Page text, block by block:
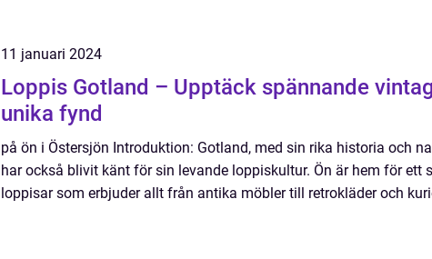
11 januari 2024
Loppis Gotland – Upptäck spännande
unika fynd
på ön i Östersjön Introduktion: Gotland, med sin rika historia och
har också blivit känt för sin levande loppiskultur. Ön är hem för ett
loppisar som erbjuder allt från antika möbler till retrokläder och